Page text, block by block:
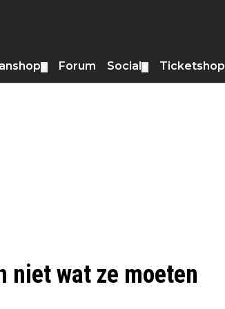
Forum Social Ticketshop
niet wat ze moeten